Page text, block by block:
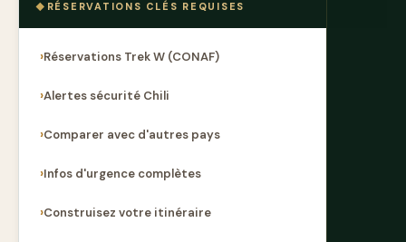
RÉSERVATIONS CLÉS REQUISES
Réservations Trek W (CONAF)
Alertes sécurité Chili
Comparer avec d'autres pays
Infos d'urgence complètes
Construisez votre itinéraire